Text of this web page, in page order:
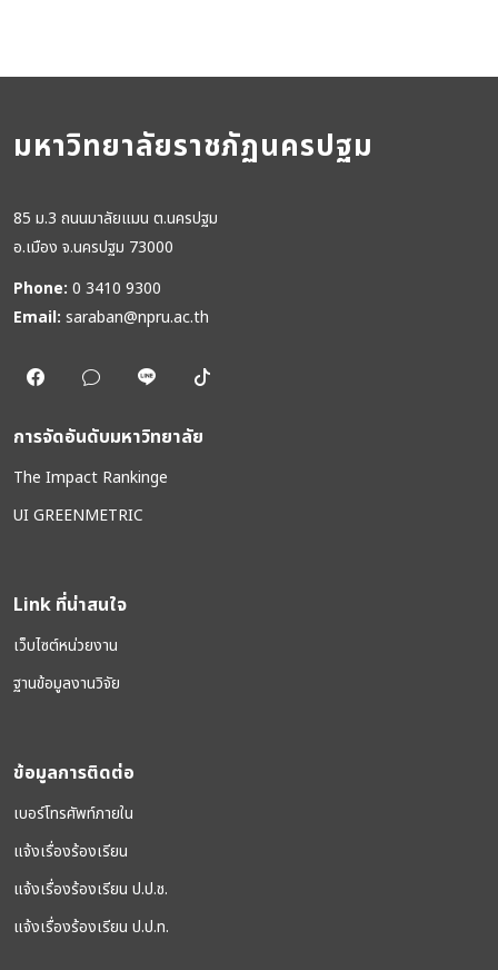
มหาวิทยาลัยราชภัฏนครปฐม
85 ม.3 ถนนมาลัยแมน ต.นครปฐม
อ.เมือง จ.นครปฐม 73000
Phone: 0 3410 9300
Email: saraban@npru.ac.th
การจัดอันดับมหาวิทยาลัย
The Impact Rankinge
UI GREENMETRIC
Link ที่น่าสนใจ
เว็บไซต์หน่วยงาน
ฐานข้อมูลงานวิจัย
ข้อมูลการติดต่อ
เบอร์โทรศัพท์ภายใน
แจ้งเรื่องร้องเรียน
แจ้งเรื่องร้องเรียน ป.ป.ช.
แจ้งเรื่องร้องเรียน ป.ป.ท.